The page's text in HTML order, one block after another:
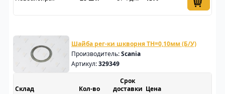
Шайба рег-ки шкворня TH=0,10мм (Б/У)
Производитель:Scania
Артикул:329349
Склад
Срок
доставки Цена